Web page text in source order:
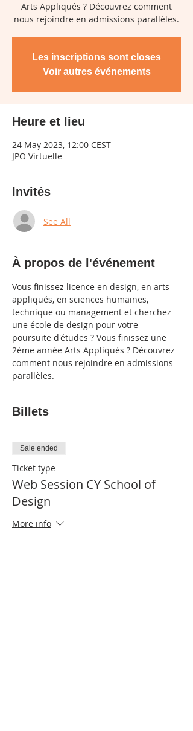
Arts Appliqués ? Découvrez comment
nous rejoindre en admissions parallèles.
Les inscriptions sont closes
Voir autres événements
Heure et lieu
24 May 2023, 12:00 CEST
JPO Virtuelle
Invités
See All
À propos de l'événement
Vous finissez licence en design, en arts
appliqués, en sciences humaines,
technique ou management et cherchez
une école de design pour votre
poursuite d'études ? Vous finissez une
2ème année Arts Appliqués ? Découvrez
comment nous rejoindre en admissions
parallèles.
Billets
Sale ended
Ticket type
Web Session CY School of
Design
More info